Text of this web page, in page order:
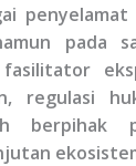
penyelamat
pada
regulasi
berpihak